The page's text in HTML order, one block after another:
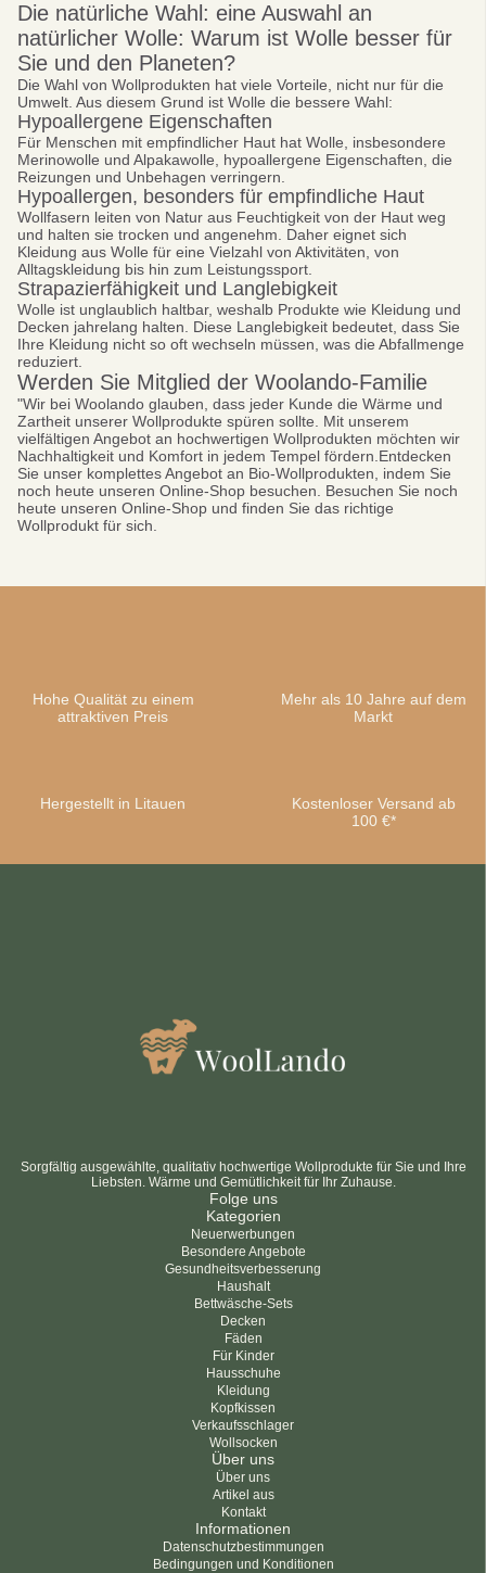
Nein danke
datenschutzbestimmungen
bedingungen und Konditionen
Die natürliche Wahl: eine Auswahl an
natürlicher Wolle: Warum ist Wolle besser für
Sie und den Planeten?
Die Wahl von Wollprodukten hat viele Vorteile, nicht nur für die
Umwelt. Aus diesem Grund ist Wolle die bessere Wahl:
Hypoallergene Eigenschaften
Für Menschen mit empfindlicher Haut hat Wolle, insbesondere
Merinowolle und Alpakawolle, hypoallergene Eigenschaften, die
Reizungen und Unbehagen verringern.
Hypoallergen, besonders für empfindliche Haut
Wollfasern leiten von Natur aus Feuchtigkeit von der Haut weg
und halten sie trocken und angenehm. Daher eignet sich
Kleidung aus Wolle für eine Vielzahl von Aktivitäten, von
Alltagskleidung bis hin zum Leistungssport.
Strapazierfähigkeit und Langlebigkeit
Wolle ist unglaublich haltbar, weshalb Produkte wie Kleidung und
Decken jahrelang halten. Diese Langlebigkeit bedeutet, dass Sie
Ihre Kleidung nicht so oft wechseln müssen, was die Abfallmenge
reduziert.
Werden Sie Mitglied der Woolando-Familie
"Wir bei Woolando glauben, dass jeder Kunde die Wärme und
Zartheit unserer Wollprodukte spüren sollte. Mit unserem
vielfältigen Angebot an hochwertigen Wollprodukten möchten wir
Nachhaltigkeit und Komfort in jedem Tempel fördern.Entdecken
Sie unser komplettes Angebot an Bio-Wollprodukten, indem Sie
noch heute unseren Online-Shop besuchen. Besuchen Sie noch
heute unseren Online-Shop und finden Sie das richtige
Wollprodukt für sich.
Hohe Qualität zu einem
attraktiven Preis
Mehr als 10 Jahre auf dem
Markt
Hergestellt in Litauen
Kostenloser Versand ab
100 €*
Sorgfältig ausgewählte, qualitativ hochwertige Wollprodukte für Sie und Ihre
Liebsten. Wärme und Gemütlichkeit für Ihr Zuhause.
Folge uns
Kategorien
Neuerwerbungen
Besondere Angebote
Gesundheitsverbesserung
Haushalt
Bettwäsche-Sets
Decken
Fäden
Für Kinder
Hausschuhe
Kleidung
Kopfkissen
Verkaufsschlager
Wollsocken
Über uns
Über uns
Artikel aus
Kontakt
Informationen
Datenschutzbestimmungen
Bedingungen und Konditionen